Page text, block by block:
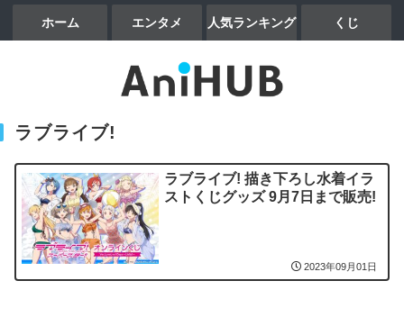
ホーム エンタメ 人気ランキング くじ
ラブライブ!
ラブライブ! 描き下ろし水着イラ
ストくじグッズ 9月7日まで販売!
2023年09月01日